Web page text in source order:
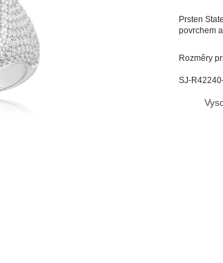
Prsten
povrchem a
Rozměry
SJ-